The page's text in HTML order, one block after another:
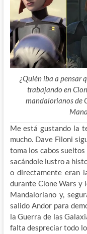
¿Quién iba a pensar
trabajando en
mandalorianos de
Me está gustando la
mucho. Dave Filoni
toma los cabos
sacándole lustro a
o directamente eran
durante Clone Wars y
Mandaloriano y,
salido Andor para
la Guerra de las
falta despreciar todo